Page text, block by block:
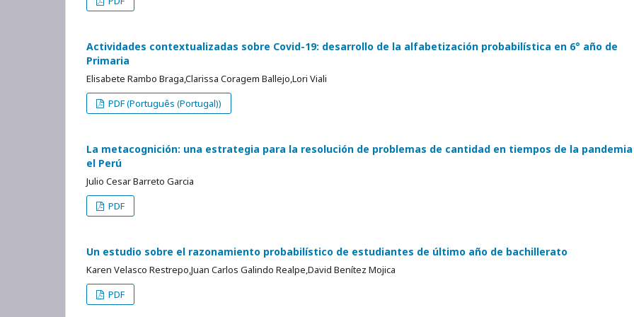
Actividades contextualizadas sobre Covid-19: desarrollo de la alfabetización probabilística en 6° año de
Primaria
Elisabete Rambo Braga,Clarissa Coragem Ballejo,Lori Viali
PDF (Português (Portugal))
La metacognición: una estrategia para la resolución de problemas de cantidad en tiempos de la
el Perú
Julio Cesar Barreto Garcia
PDF
Un estudio sobre el razonamiento probabilístico de estudiantes de último año de bachillerato
Karen Velasco Restrepo,Juan Carlos Galindo Realpe,David Benítez Mojica
PDF